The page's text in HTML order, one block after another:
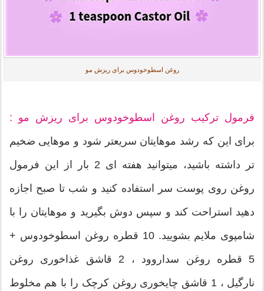
روغن اسطوخودوس برای ریزش مو
فرمول ترکیب روغن اسطوخودوس برای ریزش مو :
برای این که رشد موهایتان سریعتر شود و موهایی ضخیم
تر داشته باشید، میتوانید هفته ای 2 بار از این فرمول
روغن روی پوست سر استفاده کنید و شب تا صبح اجازه
دهید استراحت کند و سپس دوش بگیرید و موهایتان را با
شامپوی ملایم بشویید. 10 قطره روغن اسطوخودوس +
5 قطره روغن سداروود ، 2 قاشق غذاخوری روغن
نارگیل ، 1 قاشق چایخوری روغن کرچک را با هم مخلوط